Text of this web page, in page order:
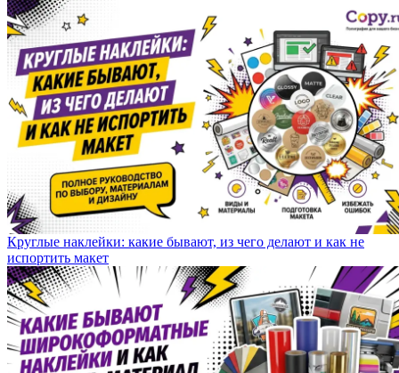
Круглые наклейки: какие бывают, из чего делают и как не
испортить макет